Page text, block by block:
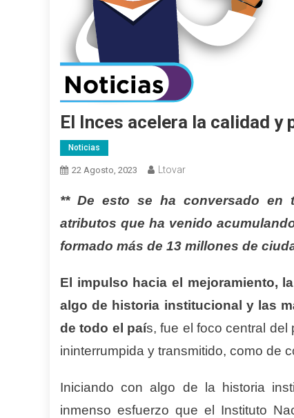
El Inces acelera la calidad
Noticias
22 Agosto, 2023 Ltovar
** De esto se ha conversado en
atributos que ha venido
formado más de 13 millones de
El impulso hacia el mejoramiento,
algo de historia institucional y las
de todo el país, fue el foco central del
ininterrumpida y transmitido, como de
Iniciando con algo de la historia
inmenso esfuerzo que el Instituto